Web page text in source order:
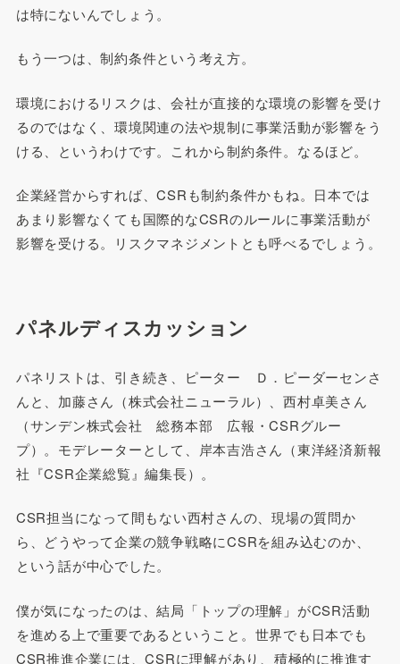
は特にないんでしょう。
もう一つは、制約条件という考え方。
環境におけるリスクは、会社が直接的な環境の影響を受け
るのではなく、環境関連の法や規制に事業活動が影響をう
ける、というわけです。これから制約条件。なるほど。
企業経営からすれば、CSRも制約条件かもね。日本では
あまり影響なくても国際的なCSRのルールに事業活動が
影響を受ける。リスクマネジメントとも呼べるでしょう。
パネルディスカッション
パネリストは、引き続き、ピーター Ｄ．ピーダーセンさ
んと、加藤さん（株式会社ニューラル）、西村卓美さん
（サンデン株式会社 総務本部 広報・CSRグルー
プ）。モデレーターとして、岸本吉浩さん（東洋経済新報
社『CSR企業総覧』編集長）。
CSR担当になって間もない西村さんの、現場の質問か
ら、どうやって企業の競争戦略にCSRを組み込むのか、
という話が中心でした。
僕が気になったのは、結局「トップの理解」がCSR活動
を進める上で重要であるということ。世界でも日本でも
CSR推進企業には、CSRに理解があり、積極的に推進す